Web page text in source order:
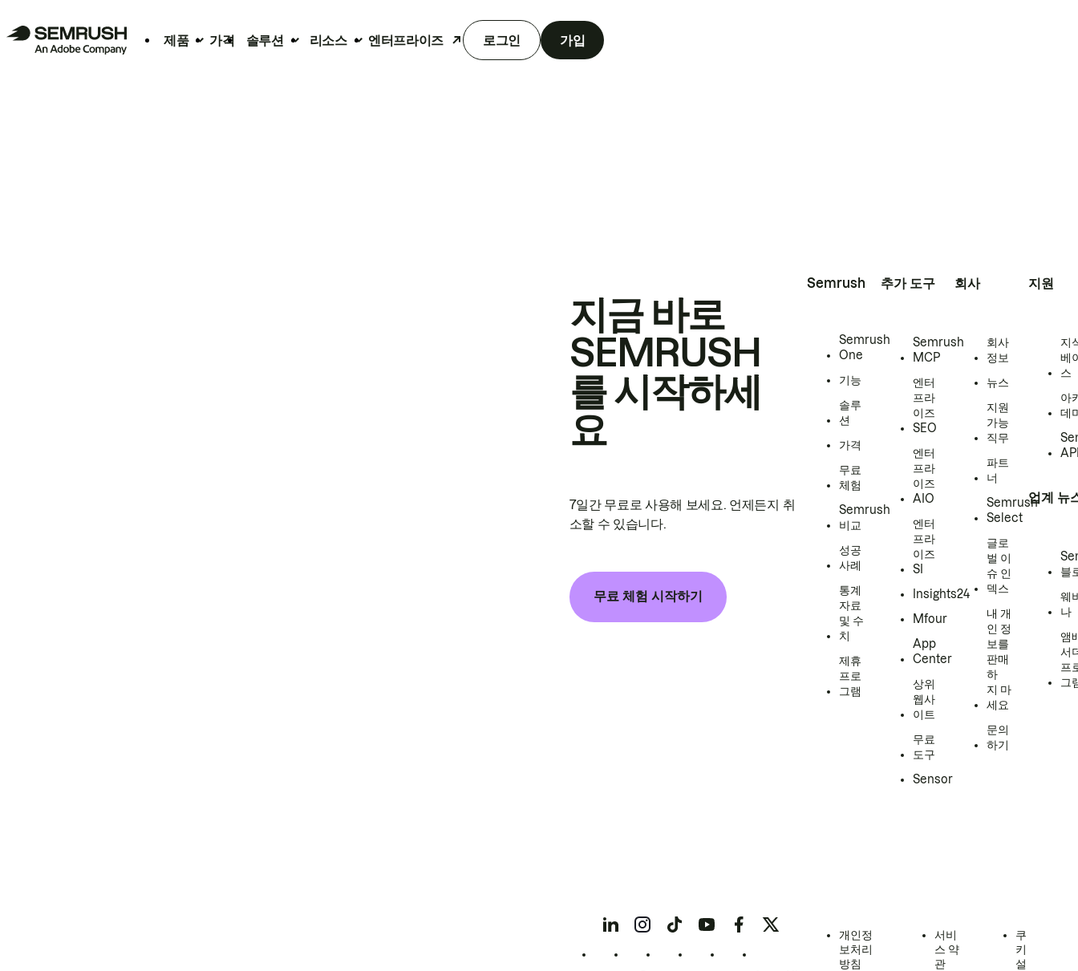
제품 가격 솔루션 리소스 엔터프라이즈 로그인 가입
지금 바로
SEMRUSH
를 시작하세
요
7일간 무료로 사용해 보세요. 언제든지 취
소할 수 있습니다.
무료 체험 시작하기
Semrush
Semrush
One
기능
솔루
션
가격
무료
체험
Semrush
비교
성공
사례
통계
자료
및 수
치
제휴
프로
그램
추가 도구
Semrush
MCP
엔터
프라
이즈
SEO
엔터
프라
이즈
AIO
엔터
프라
이즈
SI
Insights24
Mfour
App
Center
상위
웹사
이트
무료
도구
Sensor
회사
회사
정보
뉴스
지원
가능
직무
파트
너
Semrush
Select
글로
벌 이
슈 인
덱스
내 개
인 정
보를
판매
하
지 마
세요
문의
하기
지원
지
베
스
아
데
업계 뉴
블
웨
나
앰
서
프
그
개인정
보처리
방침
서비
스 약
관
쿠
키
설